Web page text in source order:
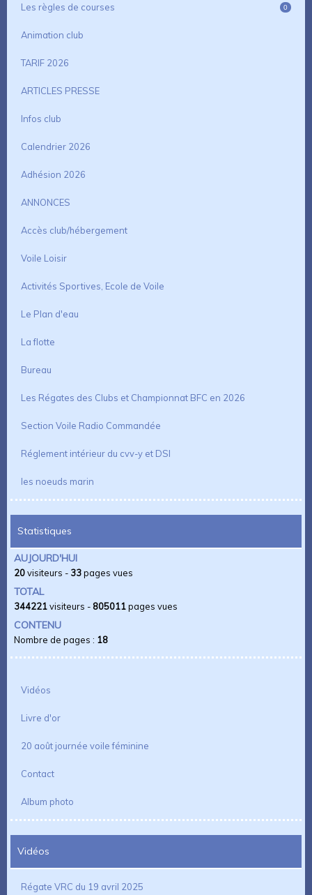
Les règles de courses 0
Animation club
TARIF 2026
ARTICLES PRESSE
Infos club
Calendrier 2026
Adhésion 2026
ANNONCES
Accès club/hébergement
Voile Loisir
Activités Sportives, Ecole de Voile
Le Plan d'eau
La flotte
Bureau
Les Régates des Clubs et Championnat BFC en 2026
Section Voile Radio Commandée
Réglement intérieur du cvv-y et DSI
les noeuds marin
Statistiques
AUJOURD'HUI
20visiteurs - 33pages vues
TOTAL
344221visiteurs - 805011pages vues
CONTENU
Nombre de pages : 18
Vidéos
Livre d'or
20 août journée voile féminine
Contact
Album photo
Vidéos
Régate VRC du 19 avril 2025